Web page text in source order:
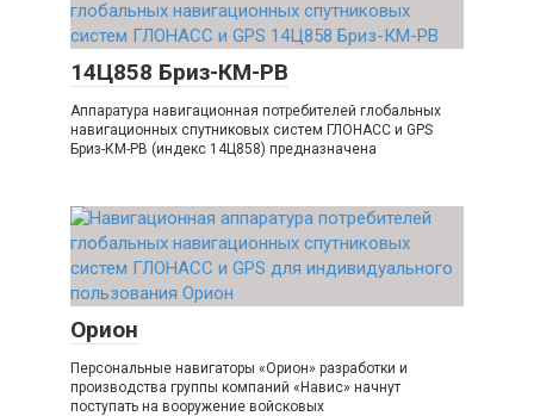
14Ц858 Бриз-КМ-РВ
Аппаратура навигационная потребителей глобальных
навигационных спутниковых систем ГЛОНАСС и GPS
Бриз-КМ-РВ (индекс 14Ц858) предназначена
Орион
Персональные навигаторы «Орион» разработки и
производства группы компаний «Навис» начнут
поступать на вооружение войсковых